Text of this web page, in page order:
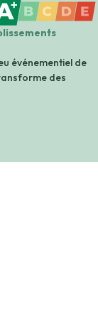
événementiel de
des